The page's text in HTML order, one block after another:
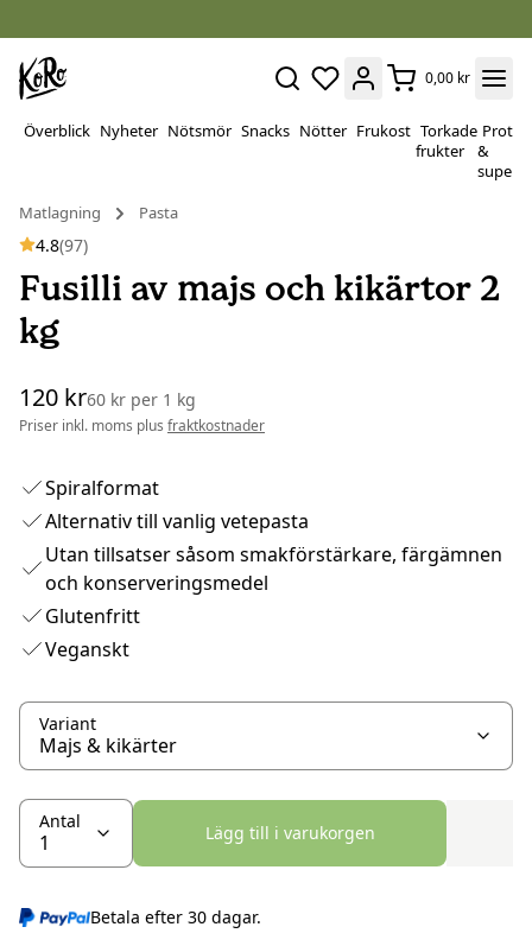
0,00 kr
Överblick Nyheter Nötsmör Snacks Nötter Frukost Torkade
frukter
&
Matlagning
Pasta
4.8(97)
Fusilli av majs och kikärtor 2
kg
120 kr60 kr per 1 kg
Priser inkl. moms plus fraktkostnader
Spiralformat
Alternativ till vanlig vetepasta
Utan tillsatser såsom smakförstärkare, färgämnen
och konserveringsmedel
Glutenfritt
Veganskt
Variant
Antal
Lägg till i varukorgen
Betala efter 30 dagar.